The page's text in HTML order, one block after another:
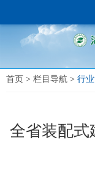
首页 > 栏目导航 > 行
全省装配式